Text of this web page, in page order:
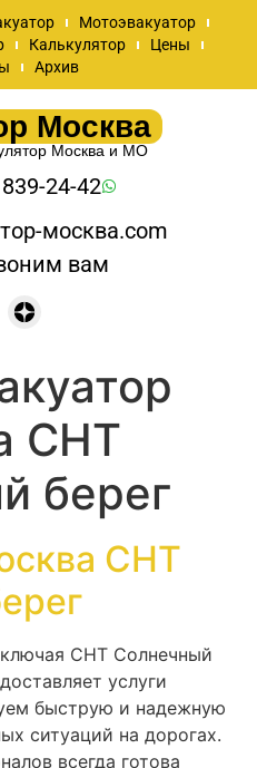
Мотоэвакуатор
Калькулятор
Цены
Архив
Москва
Москва и МО
24-42
москва.com
вам
СНТ
берег
СНТ
СНТ Солнечный
услуги
быструю и надежную
ситуаций на дорогах.
всегда готова